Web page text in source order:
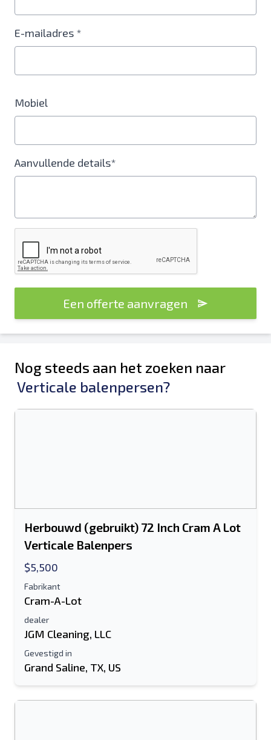
E-mailadres *
Mobiel
Aanvullende details*
Een offerte aanvragen
Nog steeds aan het zoeken naar
Verticale balenpersen?
Herbouwd (gebruikt) 72 Inch Cram A Lot
Verticale Balenpers
$5,500
Fabrikant
Cram-A-Lot
dealer
JGM Cleaning, LLC
Gevestigd in
Grand Saline, TX, US